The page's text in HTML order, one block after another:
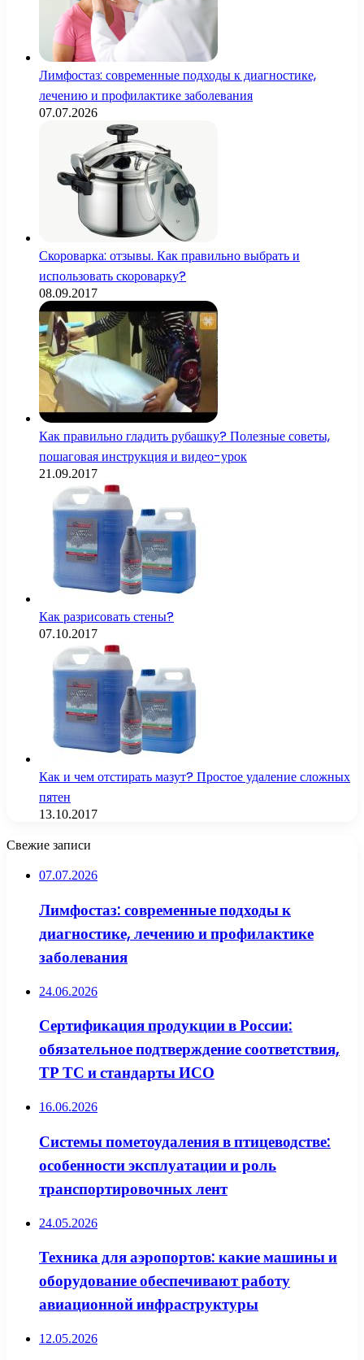
Лимфостаз: современные подходы к диагностике,
лечению и профилактике заболевания
07.07.2026
Скороварка: отзывы. Как правильно выбрать и
использовать скороварку?
08.09.2017
Как правильно гладить рубашку? Полезные советы,
пошаговая инструкция и видео-урок
21.09.2017
Как разрисовать стены?
07.10.2017
Как и чем отстирать мазут? Простое удаление сложных
пятен
13.10.2017
Свежие записи
07.07.2026
Лимфостаз: современные подходы к
диагностике, лечению и профилактике
заболевания
24.06.2026
Сертификация продукции в России:
обязательное подтверждение соответствия,
ТР ТС и стандарты ИСО
16.06.2026
Системы пометоудаления в птицеводстве:
особенности эксплуатации и роль
транспортировочных лент
24.05.2026
Техника для аэропортов: какие машины и
оборудование обеспечивают работу
авиационной инфраструктуры
12.05.2026